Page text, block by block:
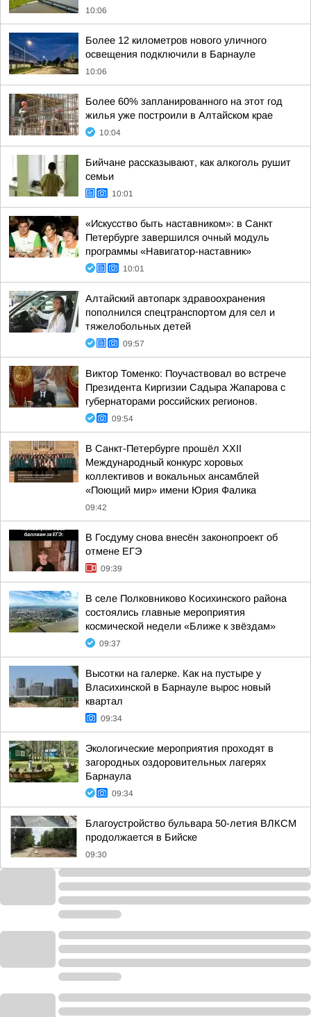
10:06
Более 12 километров нового уличного
освещения подключили в Барнауле
10:06
Более 60% запланированного на этот год
жилья уже построили в Алтайском крае
10:04
Бийчане рассказывают, как алкоголь рушит
семьи
10:01
«Искусство быть наставником»: в Санкт
Петербурге завершился очный модуль
программы «Навигатор-наставник»
10:01
Алтайский автопарк здравоохранения
пополнился спецтранспортом для сел и
тяжелобольных детей
09:57
Виктор Томенко: Поучаствовал во встрече
Президента Киргизии Садыра Жапарова с
губернаторами российских регионов.
09:54
В Санкт-Петербурге прошёл XXII
Международный конкурс хоровых
коллективов и вокальных ансамблей
«Поющий мир» имени Юрия Фалика
09:42
В Госдуму снова внесён законопроект об
отмене ЕГЭ
09:39
В селе Полковниково Косихинского района
состоялись главные мероприятия
космической недели «Ближе к звёздам»
09:37
Высотки на галерке. Как на пустыре у
Власихинской в Барнауле вырос новый
квартал
09:34
Экологические мероприятия проходят в
загородных оздоровительных лагерях
Барнаула
09:34
Благоустройство бульвара 50-летия ВЛКСМ
продолжается в Бийске
09:30